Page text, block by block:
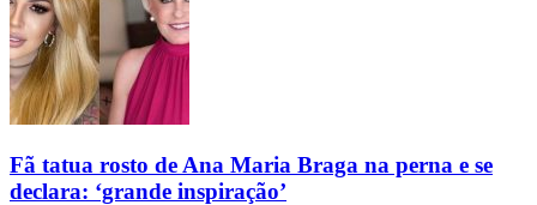
Fã tatua rosto de Ana Maria Braga na perna e se
declara: ‘grande inspiração’